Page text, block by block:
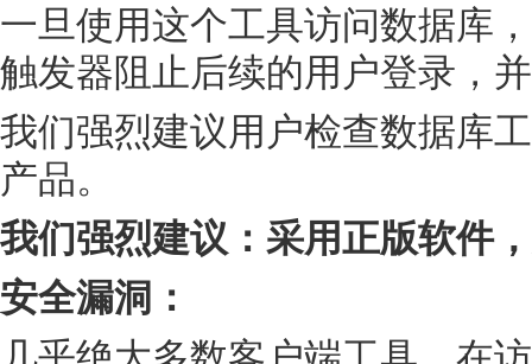
一旦使用这个工具访问数据库
触发器阻止后续的用户登录，
我们强烈建议用户检查数据库
产品。
我们强烈建议：采用正版软件
安全漏洞：